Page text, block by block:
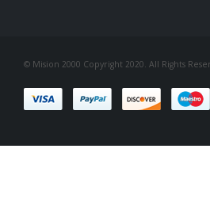
© Mision 2000 Copyright 2020. All Rights